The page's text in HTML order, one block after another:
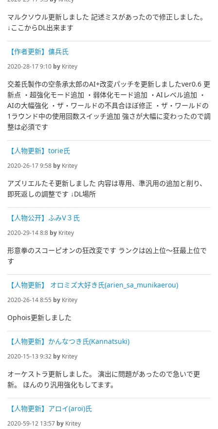
マルクソウル更新しました 記述ミスがあったので修正しました。
↓ここからDL出来ます
【作者更新】傭兵氏
2020-28-17 9:10 by Kritey
交差氏製作の空条承太郎のAI+改変パッチを更新しましたver0.6 更
新点 ・超強化モード追加 ・弱体化モード追加 ・AIレベル追加 ・
AIの大幅強化 ・ザ・ワールドの不具合ほぼ修正 ・ザ・ワールドの
1ラウンド中の使用回数スイッチ追加 強さが大幅に変わったので調
整は必須です
【人物更新】torie氏
2020-26-17 9:58 by Kritey
アズリエルたそ更新しました 内容は専用、準汎用の追加と削り、
即死返しの調整です ↓DL場所
【人物公开】ふみⅤ３氏
2020-29-14 8:8 by Kritey
形意拳のスコーピオンの狂改変です ランクは凶上位～狂最上位で
す
【人物更新】 オロミズ大好き氏(arien_sa_munikaerou)
2020-26-14 8:55 by Kritey
Ophois更新しました
【人物更新】かんなつき氏(Kannatsuki)
2020-15-13 9:32 by Kritey
オーケストラ更新しました。 演出に問題があったので急いで更
新。 ほんのり汎用強化もしてます。
【人物更新】アロイ(aroi)氏
2020-59-12 13:57 by Kritey